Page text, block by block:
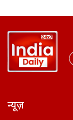
न्यूज़